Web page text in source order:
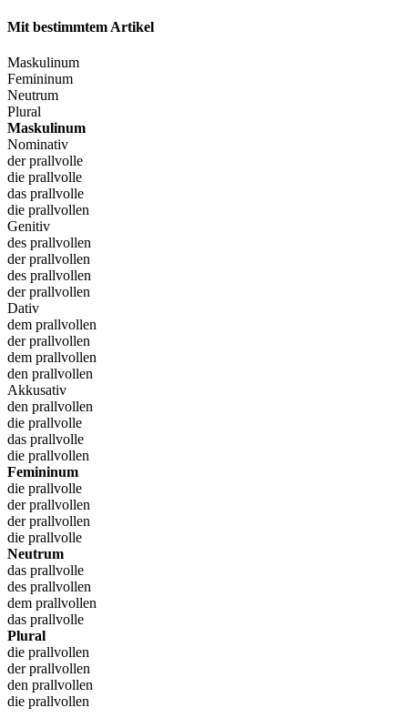
Mit bestimmtem Artikel
Maskulinum
Femininum
Neutrum
Plural
Maskulinum
Nominativ
der prallvolle
die prallvolle
das prallvolle
die prallvollen
Genitiv
des prallvollen
der prallvollen
des prallvollen
der prallvollen
Dativ
dem prallvollen
der prallvollen
dem prallvollen
den prallvollen
Akkusativ
den prallvollen
die prallvolle
das prallvolle
die prallvollen
Femininum
die prallvolle
der prallvollen
der prallvollen
die prallvolle
Neutrum
das prallvolle
des prallvollen
dem prallvollen
das prallvolle
Plural
die prallvollen
der prallvollen
den prallvollen
die prallvollen